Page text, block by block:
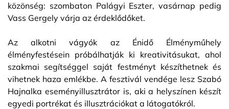
közönség: szombaton Palágyi Eszter, vasárnap pedig
Vass Gergely várja az érdeklődőket.
Az alkotni vágyók az Énidő Élményműhely
élményfestésein próbálhatják ki kreativitásukat, ahol
szakmai segítséggel saját festményt készíthetnek és
vihetnek haza emlékbe. A fesztivál vendége lesz Szabó
Hajnalka eseményillusztrátor is, aki a helyszínen készít
egyedi portrékat és illusztrációkat a látogatókról.